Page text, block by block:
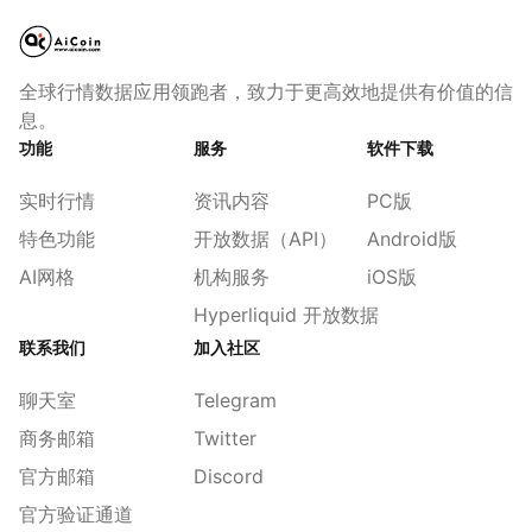
全球行情数据应用领跑者，致力于更高效地提供有价值的信
息。
功能
实时行情
特色功能
AI网格
服务
资讯内容
开放数据（API）
机构服务
Hyperliquid 开放数据
软件下载
PC版
Android版
iOS版
联系我们
聊天室
商务邮箱
官方邮箱
官方验证通道
加入社区
Telegram
Twitter
Discord